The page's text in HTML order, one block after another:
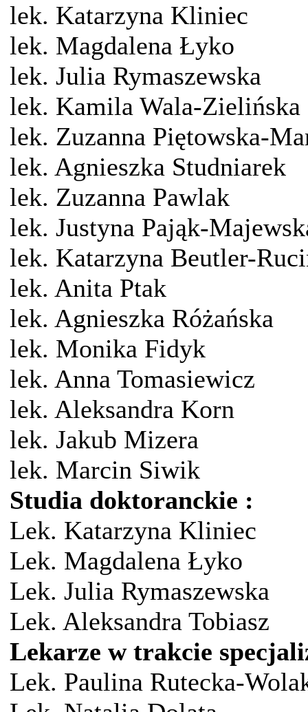
lek. Katarzyna Kliniec
lek. Magdalena Łyko
lek. Julia Rymaszewska
lek. Kamila Wala-Zielińska
lek. Zuzanna Piętowska-
lek. Agnieszka Studniarek
lek. Zuzanna Pawlak
lek. Justyna Pająk-
lek. Katarzyna Beutler-
lek. Anita Ptak
lek. Agnieszka Różańska
lek. Monika Fidyk
lek. Anna Tomasiewicz
lek. Aleksandra Korn
lek. Jakub Mizera
lek. Marcin Siwik
Studia doktoranckie :
Lek. Katarzyna Kliniec
Lek. Magdalena Łyko
Lek. Julia Rymaszewska
Lek. Aleksandra Tobiasz
Lekarze w trakcie
Lek. Paulina Rutecka-